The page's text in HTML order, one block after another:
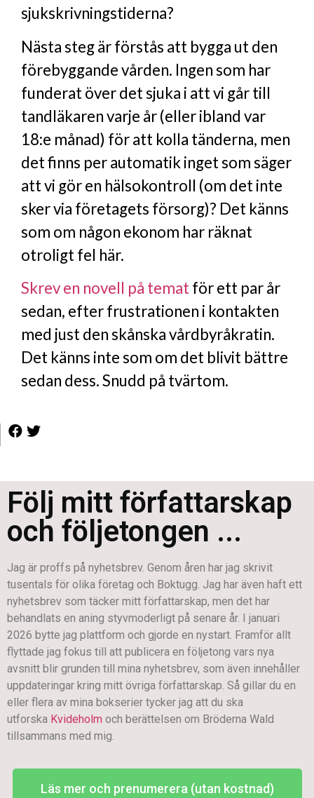
sjukskrivningstiderna?
Nästa steg är förstås att bygga ut den
förebyggande vården. Ingen som har
funderat över det sjuka i att vi går till
tandläkaren varje år (eller ibland var
18:e månad) för att kolla tänderna, men
det finns per automatik inget som säger
att vi gör en hälsokontroll (om det inte
sker via företagets försorg)? Det känns
som om någon ekonom har räknat
otroligt fel här.
Skrev en novell på temat för ett par år
sedan, efter frustrationen i kontakten
med just den skånska vårdbyråkratin.
Det känns inte som om det blivit bättre
sedan dess. Snudd på tvärtom.
Följ mitt författarskap
och följetongen ...
Jag är proffs på nyhetsbrev. Genom åren har jag skrivit
tusentals för olika företag och Boktugg. Jag har även haft ett
nyhetsbrev som täcker mitt författarskap, men det har
behandlats en aning styvmoderligt på senare år. I januari
2026 bytte jag plattform och gjorde en nystart. Framför allt
flyttade jag fokus till att publicera en följetong vars nya
avsnitt blir grunden till mina nyhetsbrev, som även innehåller
uppdateringar kring mitt övriga författarskap. Så gillar du en
eller flera av mina bokserier tycker jag att du ska
utforska Kvideholm och berättelsen om Bröderna Wald
tillsammans med mig.
Läs mer och prenumerera (utan kostnad)